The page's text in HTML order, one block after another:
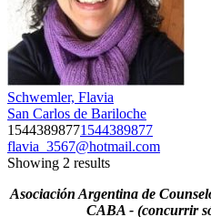
Schwemler, Flavia
San Carlos de Bariloche
15443898771544389877
flavia_3567@hotmail.com
Showing 2 results
Asociación Argentina de
CABA - (concurrir